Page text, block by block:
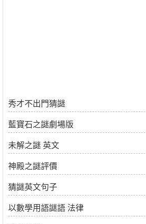
秀才不出門猜謎
藍寶石之謎劇場版
未解之謎 英文
神殿之謎評價
猜謎英文句子
以數學用語謎語 法律